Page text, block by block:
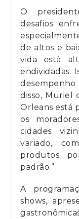
O
desafios
de altos e
vida está
endividadas.
desempenho
disso, Muriel
Orleans está
os
cidades
variado,
produtos
padrão.”
A
shows,